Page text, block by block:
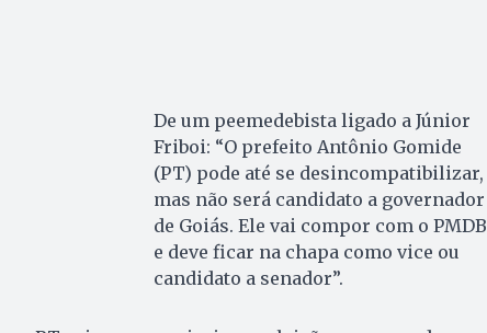
De um peemedebista ligado a Júnior
Friboi: “O prefeito Antônio Gomide
(PT) pode até se desincompatibilizar,
mas não será candidato a governador
de Goiás. Ele vai compor com o PMDB
e deve ficar na chapa como vice ou
candidato a senador”.